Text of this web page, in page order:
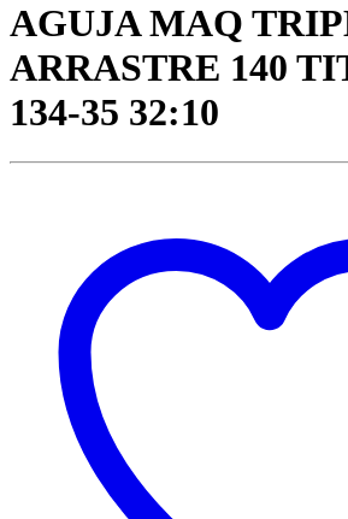
AGUJA MAQ
ARRASTRE 140
134-35 32:10